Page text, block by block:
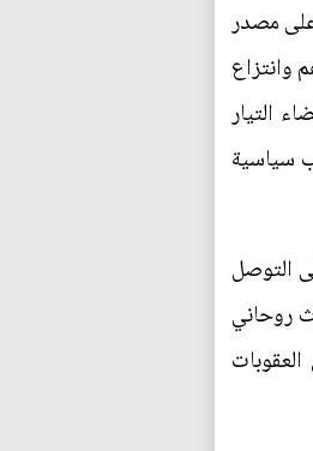
مصدر
وانتزاع
التيار
سياسية
التوصل
روحاني